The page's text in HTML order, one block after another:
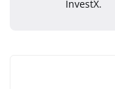
InvestX.